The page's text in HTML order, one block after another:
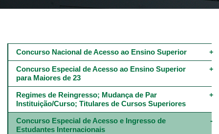
Main
navigation
níveis
Concurso Nacional de Acesso ao Ensino Superior
Concurso Especial de Acesso ao Ensino Superior
para Maiores de 23
Regimes de Reingresso; Mudança de Par
Instituição/Curso; Titulares de Cursos Superiores
Concurso Especial de Acesso e Ingresso de
Estudantes Internacionais